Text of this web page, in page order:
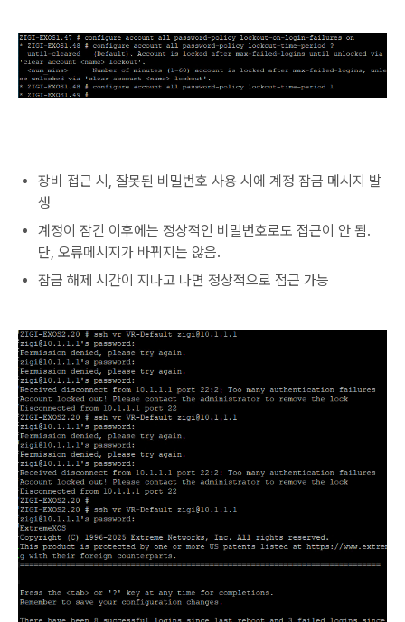
장비 접근 시, 잘못된 비밀번호 사용 시에 계정 잠금 메시지 발
생
계정이 잠긴 이후에는 정상적인 비밀번호로도 접근이 안 됨.
단, 오류메시지가 바뀌지는 않음.
잠금 해제 시간이 지나고 나면 정상적으로 접근 가능